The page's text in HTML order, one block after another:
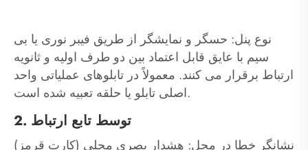
نوع پنل: حسگر و نمایشگر از طریق فیبر نوری یا بی
سیم با عایق قابل اعتماد بین دو طرف اولیه و ثانویه
ارتباط برقرار می کنند. معمولاً در تابلوهای عملیاتی واحد
اصلی تابلو یا حلقه تعبیه شده است.
2. توسط تابع ارتباط
نشانگر خطا در محل: هشدار بصری محلی (کارت قرمز)